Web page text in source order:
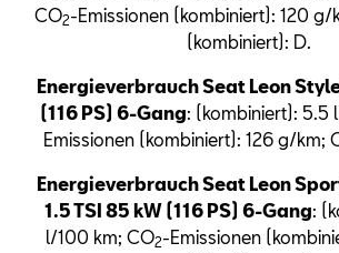
CO2-Emissionen (kombiniert): 120 g/
(kombiniert): D.
Energieverbrauch Seat Leon
(116 PS) 6-Gang: (kombiniert): 5.5
Emissionen (kombiniert): 126 g/km;
Energieverbrauch Seat Leon
1.5 TSI 85 kW (116 PS) 6-Gang:
l/100 km; CO2-Emissionen